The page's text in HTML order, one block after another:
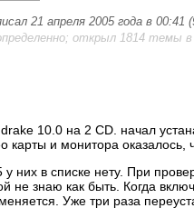
21 апреля 2005 года в 00:41
открыл 1814 темы
10.0 на 2 CD. начал
карты и монитора оказалось,
них в списке нету. При
не знаю как быть. Когда
Уже три раза